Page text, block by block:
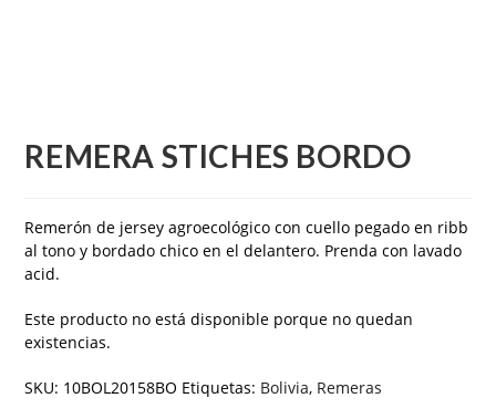
REMERA STICHES BORDO
Remerón de jersey agroecológico con cuello pegado en ribb
al tono y bordado chico en el delantero. Prenda con lavado
acid.
Este producto no está disponible porque no quedan
existencias.
SKU: 10BOL20158BO Etiquetas: Bolivia, Remeras